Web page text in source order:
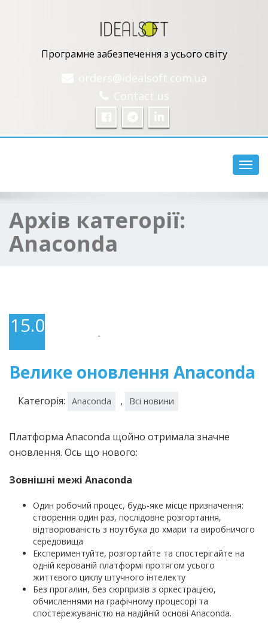
Програмне забезпечення з усього світу
orders@idealsoft.com.ua
Contact us
Архів категорії:
Anaconda
15.05.2026 -
Велике оновлення Anaconda
Категорія: Anaconda , Всі новини
Платформа Anaconda щойно отримала значне
оновлення. Ось що нового:
Зовнішні межі Anaconda
Один робочий процес, будь-яке місце призначення:
створення один раз, послідовне розгортання,
відтворюваність з ноутбука до хмари та виробничого
середовища
Експериментуйте, розгортайте та спостерігайте на
одній керованій платформі протягом усього
життєвого циклу штучного інтелекту
Без прогалин, без сюрпризів з оркестрацією,
обчисленнями на графічному процесорі та
спостережуваністю на надійній основі Anaconda.